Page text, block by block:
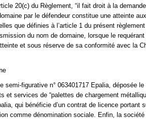
20(c) du Règlement, “il fait droit à la
par le défendeur constitue une atteinte
que définies à l’article 1 du présent
du nom de domaine, lorsque le
et sous réserve de sa conformité avec la
semi-figurative n° 063401717 Epalia, déposée le
et services de “palettes de chargement
qui bénéficie d’un contrat de licence portant
comme dénomination sociale. Enfin, la société